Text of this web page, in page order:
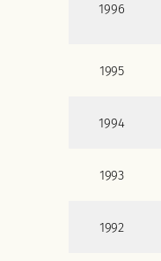
1996
1995
1994
1993
1992